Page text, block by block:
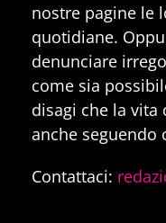
nostre pagine le
quotidiane.
denunciare
come sia
disagi che la vita
anche seguendo
Contattaci: